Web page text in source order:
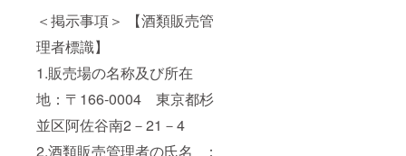
＜掲示事項＞ 【酒類販売管
理者標識】
1.販売場の名称及び所在
地：〒166-0004 東京都杉
並区阿佐谷南2－21－4
2.酒類販売管理者の氏名 ：